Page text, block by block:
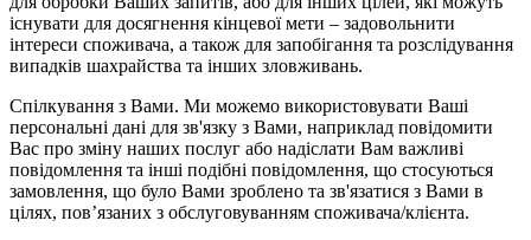
існувати для досягнення кінцевої мети – задовольнити
інтереси споживача, а також для запобігання та розслідування
випадків шахрайства та інших зловживань.
Спілкування з Вами. Ми можемо використовувати Ваші
персональні дані для зв'язку з Вами, наприклад повідомити
Вас про зміну наших послуг або надіслати Вам важливі
повідомлення та інші подібні повідомлення, що стосуються
замовлення, що було Вами зроблено та зв'язатися з Вами в
цілях, пов’язаних з обслуговуванням споживача/клієнта.